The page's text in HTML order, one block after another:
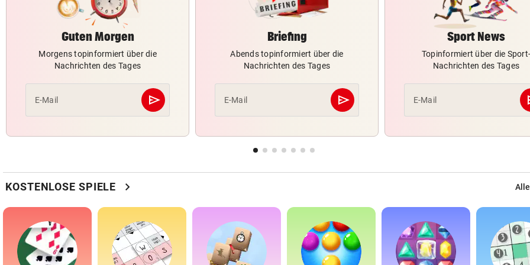
Guten Morgen
Morgens topinformiert über die
Nachrichten des Tages
E-Mail send
Abschicken
Briefing
Abends topinformiert über die
Nachrichten des Tages
E-Mail send
Abschicken
Sport News
Topinformiert über die Sport-
Nachrichten des Tages
E-Mail
KOSTENLOSE SPIELE chevron_right